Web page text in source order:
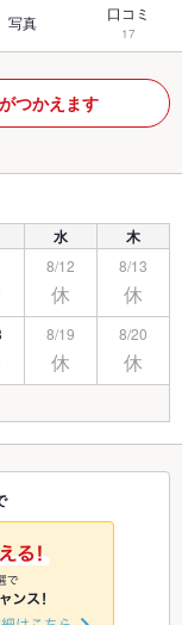
写真 口コミ
17
つかえます
水 木
8/12
休
8/13
休
8/19
休
8/20
休
休 休
9/2 9/3